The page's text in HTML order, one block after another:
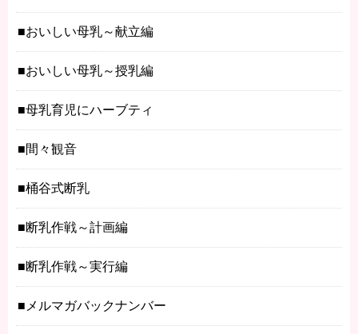
おいしい母乳～献立編
おいしい母乳～授乳編
母乳育児にハーブティ
間々観音
桶谷式断乳
断乳作戦～計画編
断乳作戦～実行編
メルマガバックナンバー